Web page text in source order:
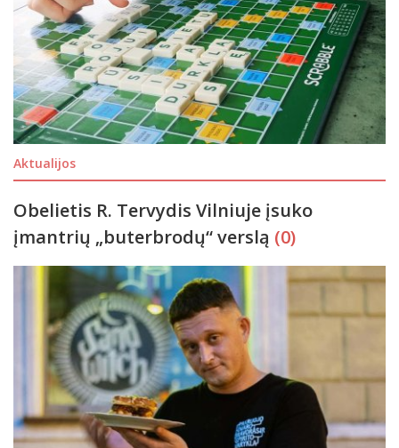
Aktualijos
Obelietis R. Tervydis Vilniuje įsuko
įmantrių „buterbrodų“ verslą (0)